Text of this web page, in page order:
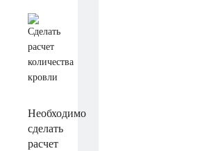
Необходимо
сделать
расчет